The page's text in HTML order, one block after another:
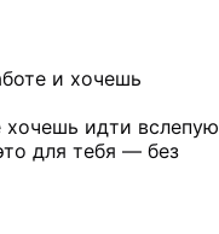
и хочешь
идти вслепую
для тебя — без